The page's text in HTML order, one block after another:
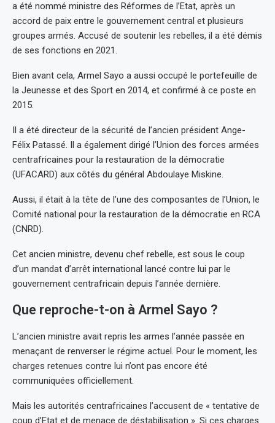
a été nommé ministre des Réformes de l’Etat, après un
accord de paix entre le gouvernement central et plusieurs
groupes armés. Accusé de soutenir les rebelles, il a été démis
de ses fonctions en 2021.
Bien avant cela, Armel Sayo a aussi occupé le portefeuille de
la Jeunesse et des Sport en 2014, et confirmé à ce poste en
2015.
Il a été directeur de la sécurité de l’ancien président Ange-
Félix Patassé. Il a également dirigé l’Union des forces armées
centrafricaines pour la restauration de la démocratie
(UFACARD) aux côtés du général Abdoulaye Miskine.
Aussi, il était à la tête de l’une des composantes de l’Union, le
Comité national pour la restauration de la démocratie en RCA
(CNRD).
Cet ancien ministre, devenu chef rebelle, est sous le coup
d’un mandat d’arrêt international lancé contre lui par le
gouvernement centrafricain depuis l’année dernière.
Que reproche-t-on à Armel Sayo ?
L’ancien ministre avait repris les armes l’année passée en
menaçant de renverser le régime actuel. Pour le moment, les
charges retenues contre lui n’ont pas encore été
communiquées officiellement.
Mais les autorités centrafricaines l’accusent de « tentative de
coup d’Etat et de menace de déstabilisation ». Si ces charges